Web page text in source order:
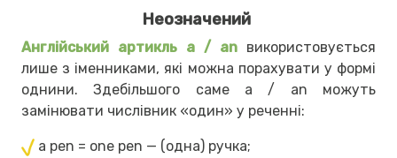
Неозначений
Англійський артикль a / an використовується
лише з іменниками, які можна порахувати у формі
однини. Здебільшого саме a / an можуть
замінювати числівник «один» у реченні:
a pen = one pen — (одна) ручка;